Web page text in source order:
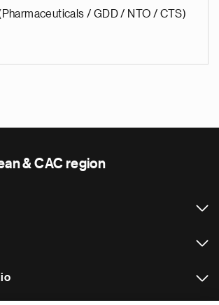
/ GDD / NTO / CTS)
& CAC region